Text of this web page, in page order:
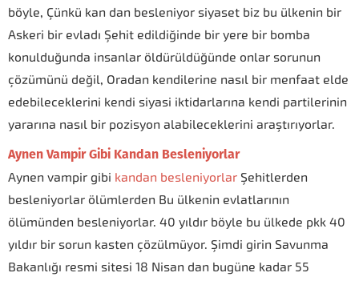
böyle, Çünkü kan dan besleniyor siyaset biz bu ülkenin bir
Askeri bir evladı Şehit edildiğinde bir yere bir bomba
konulduğunda insanlar öldürüldüğünde onlar sorunun
çözümünü değil, Oradan kendilerine nasıl bir menfaat elde
edebileceklerini kendi siyasi iktidarlarına kendi partilerinin
yararına nasıl bir pozisyon alabileceklerini araştırıyorlar.
Aynen Vampir Gibi Kandan Besleniyorlar
Aynen vampir gibi kandan besleniyorlar Şehitlerden
besleniyorlar ölümlerden Bu ülkenin evlatlarının
ölümünden besleniyorlar. 40 yıldır böyle bu ülkede pkk 40
yıldır bir sorun kasten çözülmüyor. Şimdi girin Savunma
Bakanlığı resmi sitesi 18 Nisan dan bugüne kadar 55